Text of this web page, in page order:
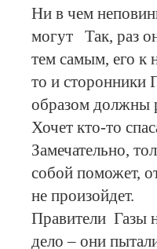
Ни в чем
могут Так, раз
тем самым, его к
то и сторонники
образом должны
Хочет кто-то
Замечательно,
собой поможет,
не произойдет.
Правители Газы
дело – они